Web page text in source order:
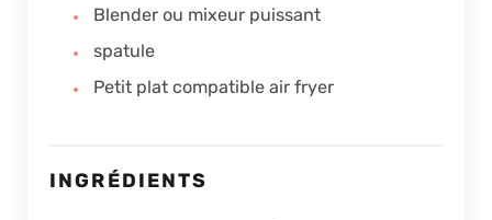
Blender ou mixeur puissant
spatule
Petit plat compatible air fryer
INGRÉDIENTS